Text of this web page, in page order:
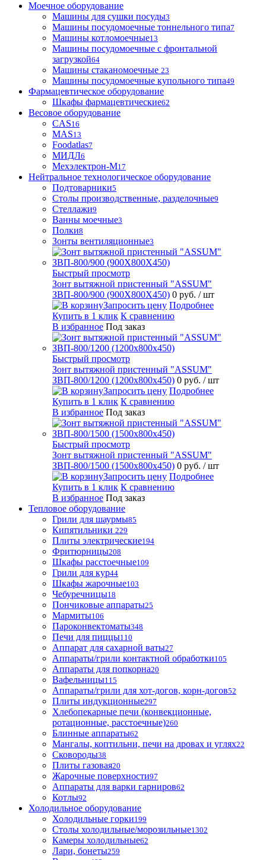
Моечное оборудование
Машины для сушки посуды3
Машины посудомоечные тоннельного типа7
Машины котломоечные13
Машины посудомоечные с фронтальной
загрузкой64
Машины стаканомоечные 23
Машины посудомоечные купольного типа49
Фармацевтическое оборудование
Шкафы фармацевтические62
Весовое оборудование
CAS16
MAS13
Foodatlas7
МИДЛ6
Мехэлектрон-М17
Нейтральное технологическое оборудование
Подтоварники5
Столы производственные, разделочные9
Стеллажи9
Ванны моечные3
Полки8
Зонты вентиляционные3
Быстрый просмотр
Зонт вытяжной пристенный "ASSUM"
ЗВП-800/900 (900Х800Х450) 0 руб. / шт
Запросить цену Подробнее
Купить в 1 клик К сравнению
В избранное Под заказ
Быстрый просмотр
Зонт вытяжной пристенный "ASSUM"
ЗВП-800/1200 (1200х800х450) 0 руб. / шт
Запросить цену Подробнее
Купить в 1 клик К сравнению
В избранное Под заказ
Быстрый просмотр
Зонт вытяжной пристенный "ASSUM"
ЗВП-800/1500 (1500х800х450) 0 руб. / шт
Запросить цену Подробнее
Купить в 1 клик К сравнению
В избранное Под заказ
Тепловое оборудование
Грили для шаурмы85
Кипятильники 229
Плиты электрические194
Фритюрницы208
Шкафы расстоечные109
Грили для кур44
Шкафы жарочные103
Чебуречницы18
Пончиковые аппараты25
Мармиты106
Пароконвектоматы348
Печи для пиццы110
Аппарат для сахарной ваты27
Аппараты/грили контактной обработки105
Аппараты для попкорна20
Вафельницы115
Аппараты/грили для хот-догов, корн-догов52
Плиты индукционные297
Хлебопекарные печи (конвекционные,
ротационные, расстоечные)260
Блинные аппараты62
Мангалы, коптильни, печи на дровах и углях22
Сковороды38
Плиты газовая20
Жарочные поверхности97
Аппараты для варки гарниров62
Котлы92
Холодильное оборудование
Холодильные горки199
Столы холодильные/морозильные1302
Камеры холодильные62
Лари, бонеты259